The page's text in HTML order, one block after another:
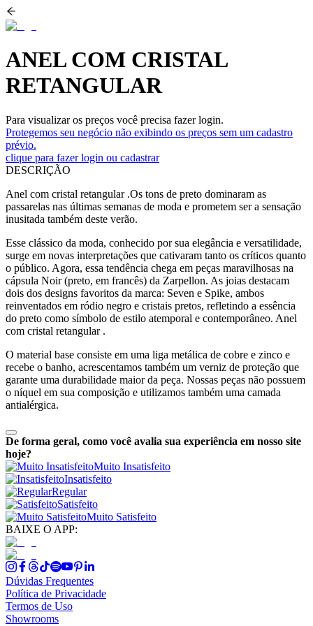
ANEL COM CRISTAL
RETANGULAR
Para visualizar os preços você precisa fazer login.
Protegemos seu negócio não exibindo os preços sem um cadastro
prévio.
clique para fazer login ou cadastrar
DESCRIÇÃO
Anel com cristal retangular .Os tons de preto dominaram as
passarelas nas últimas semanas de moda e prometem ser a sensação
inusitada também deste verão.
Esse clássico da moda, conhecido por sua elegância e versatilidade,
surge em novas interpretações que cativaram tanto os críticos quanto
o público. Agora, essa tendência chega em peças maravilhosas na
cápsula Noir (preto, em francês) da Zarpellon. As joias destacam
dois dos designs favoritos da marca: Seven e Spike, ambos
reinventados em ródio negro e cristais pretos, refletindo a essência
do preto como símbolo de estilo atemporal e contemporâneo. Anel
com cristal retangular .
O material base consiste em uma liga metálica de cobre e zinco e
recebe o banho, acrescentamos também um verniz de proteção que
garante uma durabilidade maior da peça. Nossas peças não possuem
o níquel em sua composição e utilizamos também uma camada
antialérgica.
De forma geral, como você avalia sua experiência em nosso site
hoje?
Muito Insatisfeito
Insatisfeito
Regular
Satisfeito
Muito Satisfeito
BAIXE O APP:
Dúvidas Frequentes
Política de Privacidade
Termos de Uso
Showrooms